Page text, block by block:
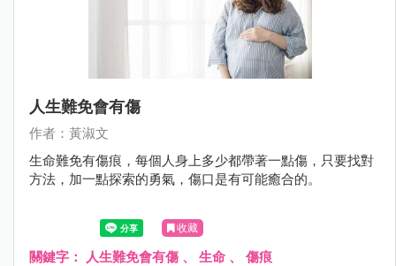
人生難免會有傷
作者：黃淑文
生命難免有傷痕，每個人身上多少都帶著一點傷，只要找對
方法，加一點探索的勇氣，傷口是有可能癒合的。
收藏
關鍵字： 人生難免會有傷 、 生命 、 傷痕